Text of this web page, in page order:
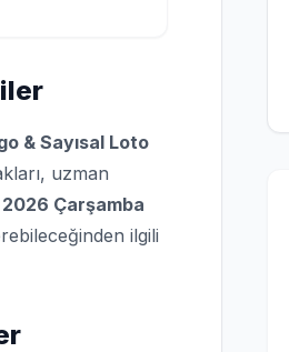
& Sayısal Loto
uzman
2026 Çarşamba
ilgili